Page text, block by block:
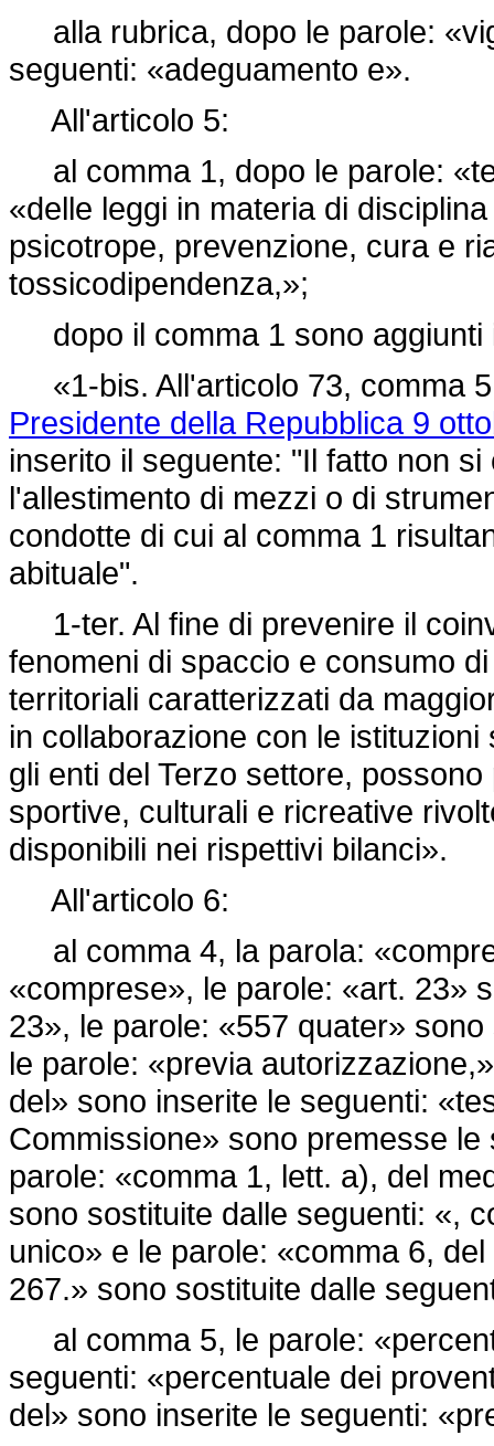
alla rubrica, dopo le parole:
seguenti: «adeguamento e».
All'articolo 5:
al comma 1, dopo le parole:
«delle leggi in materia di
psicotrope, prevenzione, cura e
tossicodipendenza,»;
dopo il comma 1 sono aggiunti
«1-bis. All'articolo 73, comma
Presidente della Repubblica 9
inserito il seguente: "Il fatto non
l'allestimento di mezzi o di
condotte di cui al comma 1
abituale".
1-ter. Al fine di prevenire il
fenomeni di spaccio e consumo
territoriali caratterizzati da
in collaborazione con le
gli enti del Terzo settore,
sportive, culturali e ricreative
disponibili nei rispettivi bilanci».
All'articolo 6:
al comma 4, la parola:
«comprese», le parole: «art. 23»
23», le parole: «557 quater»
le parole: «previa
del» sono inserite le seguenti:
Commissione» sono premesse
parole: «comma 1, lett. a), del
sono sostituite dalle seguenti: «,
unico» e le parole: «comma 6,
267.» sono sostituite dalle
al comma 5, le parole:
seguenti: «percentuale dei
del» sono inserite le seguenti: